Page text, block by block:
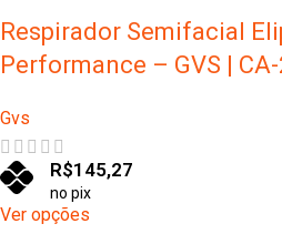
Respirador Semifacial
Performance – GVS |
Gvs
R$145,27
no pix
Ver opções